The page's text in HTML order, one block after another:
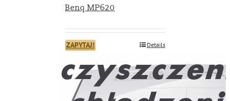
Benq MP620
ZAPYTAJ! Details